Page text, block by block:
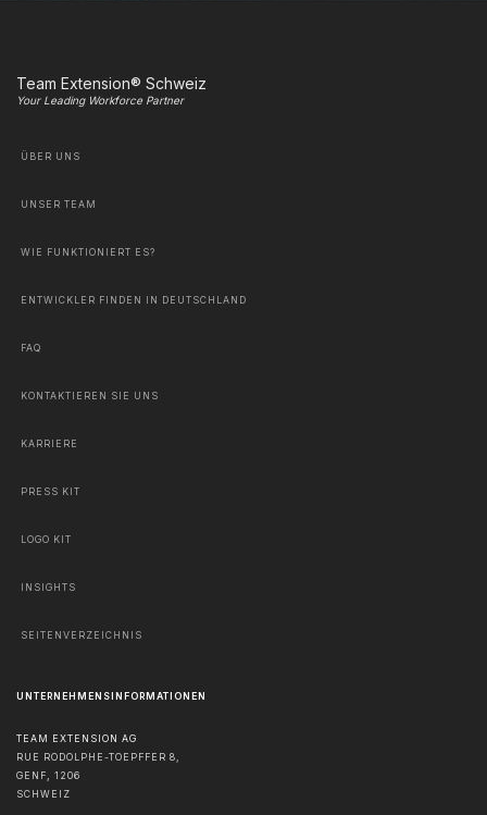
Team Extension® Schweiz
Your Leading Workforce Partner
ÜBER UNS
UNSER TEAM
WIE FUNKTIONIERT ES?
ENTWICKLER FINDEN IN DEUTSCHLAND
FAQ
KONTAKTIEREN SIE UNS
KARRIERE
PRESS KIT
LOGO KIT
INSIGHTS
SEITENVERZEICHNIS
UNTERNEHMENSINFORMATIONEN
TEAM EXTENSION AG
RUE RODOLPHE-TOEPFFER 8,
GENF, 1206
SCHWEIZ